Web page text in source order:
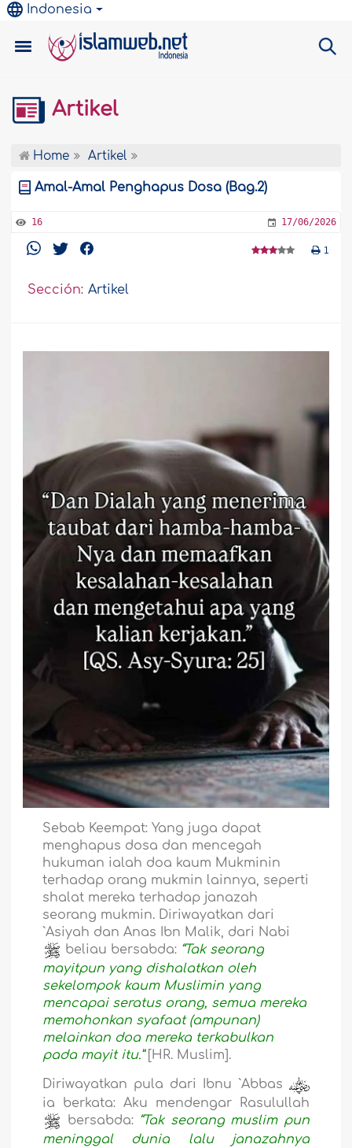
Indonesia
Artikel
Home Artikel
Amal-Amal Penghapus Dosa (Bag.2)
16 17/06/2026
1
Sección: Artikel
Sebab Keempat: Yang juga dapat
menghapus dosa dan mencegah
hukuman ialah doa kaum Mukminin
terhadap orang mukmin lainnya, seperti
shalat mereka terhadap janazah
seorang mukmin. Diriwayatkan dari
`Asiyah dan Anas Ibn Malik, dari Nabi
beliau bersabda: “Tak seorang
mayitpun yang dishalatkan oleh
sekelompok kaum Muslimin yang
mencapai seratus orang, semua mereka
memohonkan syafaat (ampunan)
melainkan doa mereka terkabulkan
pada mayit itu.”[HR. Muslim].
Diriwayatkan pula dari Ibnu `Abbas
ia berkata: Aku mendengar Rasulullah
bersabda: “Tak seorang muslim pun
meninggal dunia lalu janazahnya